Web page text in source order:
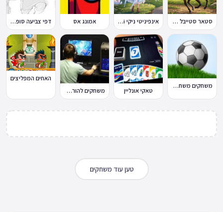
סטאר סטייבל Star Stable Online אינפיניטי ניקי Infinity Nikki אמונג אס דפי צביעה סופר סטרייקה
משחקים משחקי כדורגל במחשב וברשת
טאקי אונליין משחקים להורדה למחשב
האחים המפליצים
טען עוד משחקים